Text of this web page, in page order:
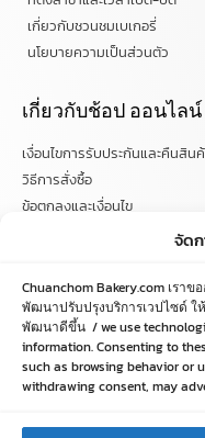
จัด
Chuanchom Bakery.com เรา
พัฒนาปรับปรุงบริการเวปไซด์ ใ
พัฒนาดีขึ้น / we use
information. Consenting to
such as browsing behavior or
withdrawing consent, may
เกี่ยวกับชวนชมเบเกอรี่
นโยบายความเป็นส่วนตัว
เกี่ยวกับช้อป ออนไลน์
เงื่อนไขการรับประกันและคืนสิน
วิธีการสั่งซื้อ
ข้อตกลงและเงื่อนไข
ติดตามข่าวสารได้ที่
chuanchombakery
chuanchombakery